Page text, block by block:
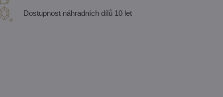
Dostupnost náhradních dílů 10 let